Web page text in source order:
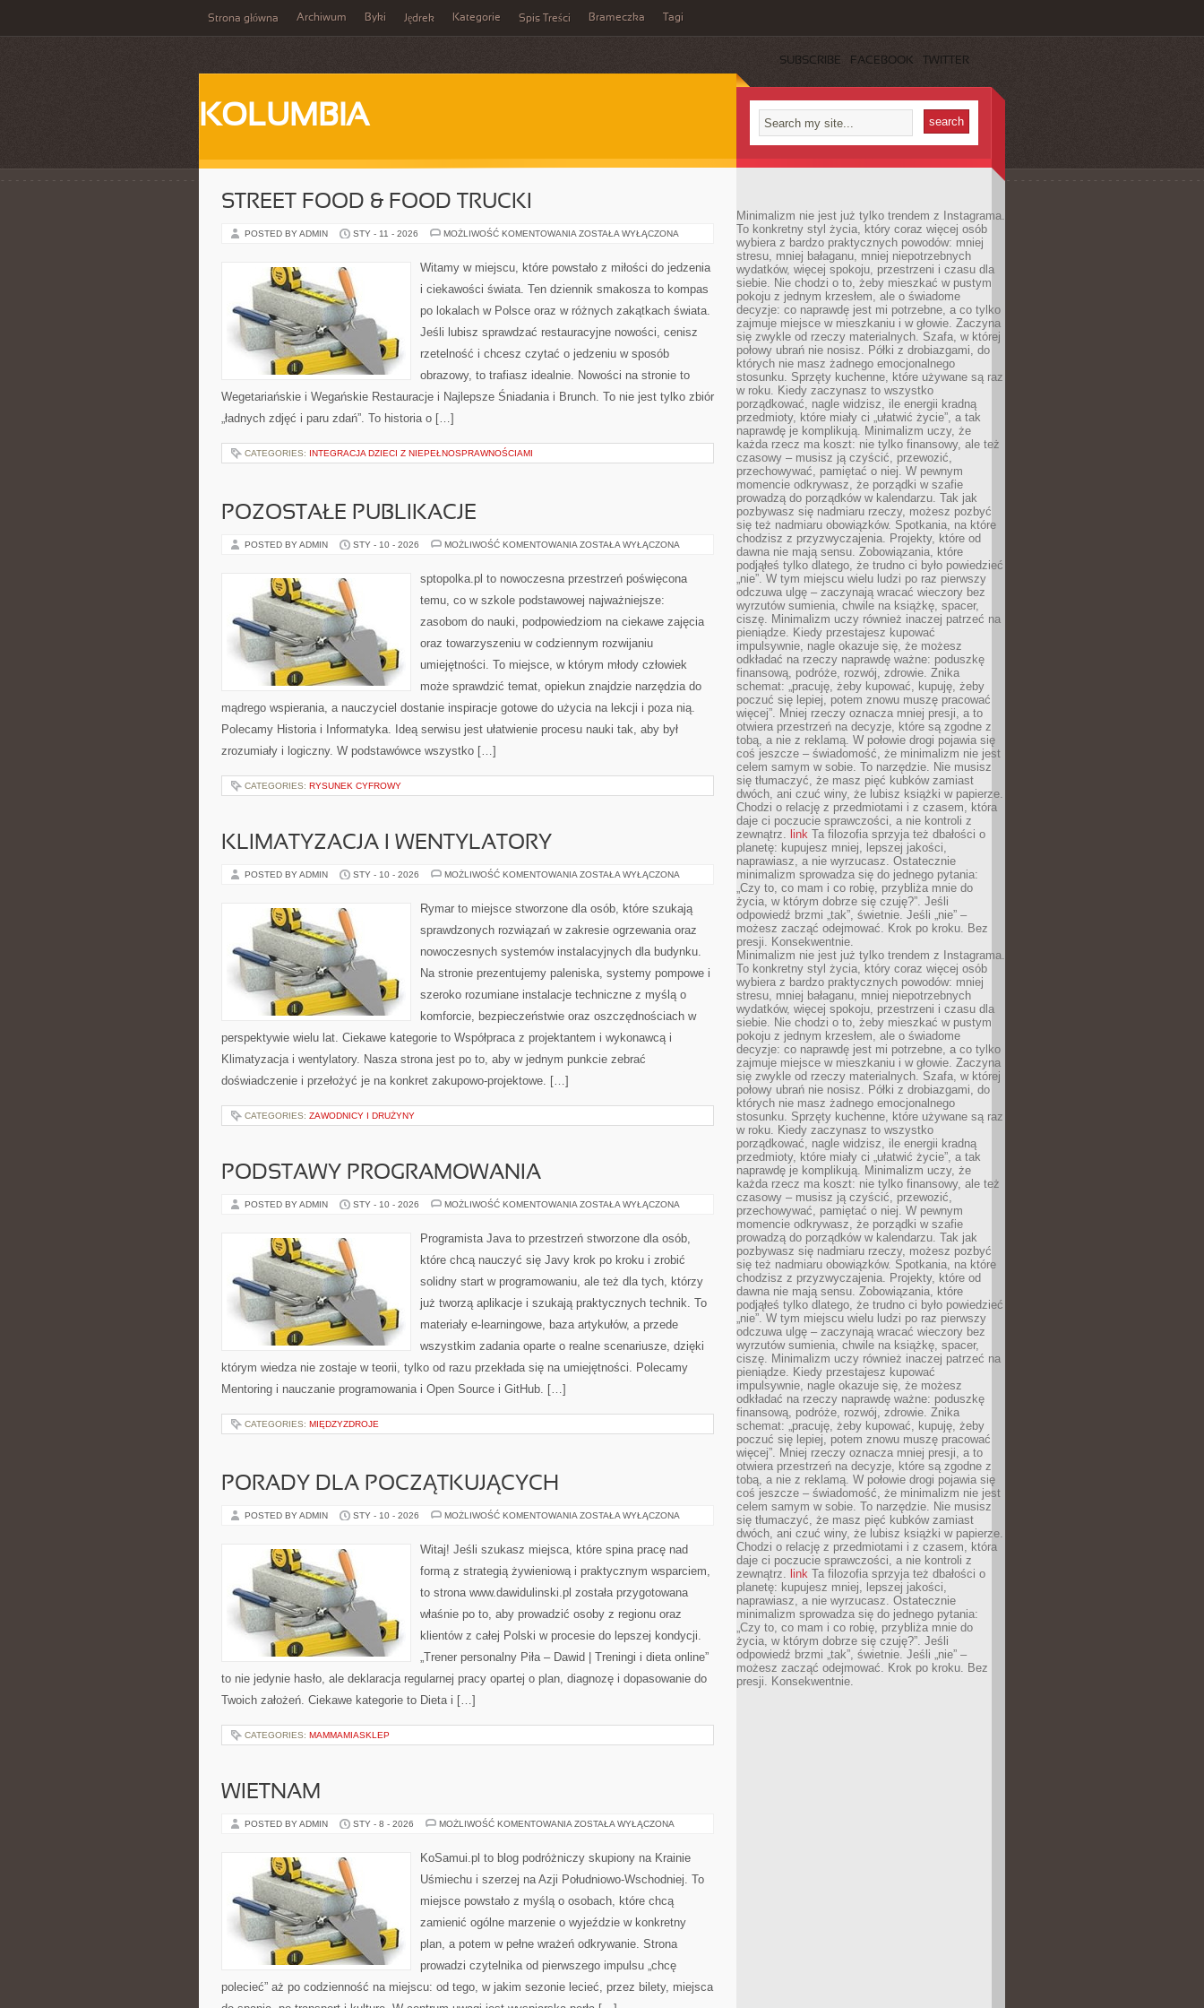
Strona główna Archiwum Byki Jędrek Kategorie Spis Treści Brameczka Tagi
SUBSCRIBE FACEBOOK TWITTER
KOLUMBIA
STREET FOOD & FOOD TRUCKI
POSTED BY ADMIN STY - 11 - 2026 MOŻLIWOŚĆ KOMENTOWANIA STREET
FOOD
TRUCKI
ZOSTAŁA WYŁĄCZONA
Witamy w miejscu, które powstało z miłości do jedzenia
i ciekawości świata. Ten dziennik smakosza to kompas
po lokalach w Polsce oraz w różnych zakątkach świata.
Jeśli lubisz sprawdzać restauracyjne nowości, cenisz
rzetelność i chcesz czytać o jedzeniu w sposób
obrazowy, to trafiasz idealnie. Nowości na stronie to
Wegetariańskie i Wegańskie Restauracje i Najlepsze Śniadania i Brunch. To nie jest tylko zbiór
„ładnych zdjęć i paru zdań”. To historia o […]
CATEGORIES: INTEGRACJA DZIECI Z NIEPEŁNOSPRAWNOŚCIAMI
POZOSTAŁE PUBLIKACJE
POSTED BY ADMIN STY - 10 - 2026 MOŻLIWOŚĆ KOMENTOWANIA POZOSTAŁE
ZOSTAŁA WYŁĄCZONA
sptopolka.pl to nowoczesna przestrzeń poświęcona
temu, co w szkole podstawowej najważniejsze:
zasobom do nauki, podpowiedziom na ciekawe zajęcia
oraz towarzyszeniu w codziennym rozwijaniu
umiejętności. To miejsce, w którym młody człowiek
może sprawdzić temat, opiekun znajdzie narzędzia do
mądrego wspierania, a nauczyciel dostanie inspiracje gotowe do użycia na lekcji i poza nią.
Polecamy Historia i Informatyka. Ideą serwisu jest ułatwienie procesu nauki tak, aby był
zrozumiały i logiczny. W podstawówce wszystko […]
CATEGORIES: RYSUNEK CYFROWY
KLIMATYZACJA I WENTYLATORY
POSTED BY ADMIN STY - 10 - 2026 MOŻLIWOŚĆ KOMENTOWANIA KLIMATYZACJA
ZOSTAŁA WYŁĄCZONA
Rymar to miejsce stworzone dla osób, które szukają
sprawdzonych rozwiązań w zakresie ogrzewania oraz
nowoczesnych systemów instalacyjnych dla budynku.
Na stronie prezentujemy paleniska, systemy pompowe i
szeroko rozumiane instalacje techniczne z myślą o
komforcie, bezpieczeństwie oraz oszczędnościach w
perspektywie wielu lat. Ciekawe kategorie to Współpraca z projektantem i wykonawcą i
Klimatyzacja i wentylatory. Nasza strona jest po to, aby w jednym punkcie zebrać
doświadczenie i przełożyć je na konkret zakupowo-projektowe. […]
CATEGORIES: ZAWODNICY I DRUŻYNY
PODSTAWY PROGRAMOWANIA
POSTED BY ADMIN STY - 10 - 2026 MOŻLIWOŚĆ KOMENTOWANIA PODSTAWY
ZOSTAŁA WYŁĄCZONA
Programista Java to przestrzeń stworzone dla osób,
które chcą nauczyć się Javy krok po kroku i zrobić
solidny start w programowaniu, ale też dla tych, którzy
już tworzą aplikacje i szukają praktycznych technik. To
materiały e-learningowe, baza artykułów, a przede
wszystkim zadania oparte o realne scenariusze, dzięki
którym wiedza nie zostaje w teorii, tylko od razu przekłada się na umiejętności. Polecamy
Mentoring i nauczanie programowania i Open Source i GitHub. […]
CATEGORIES: MIĘDZYZDROJE
PORADY DLA POCZĄTKUJĄCYCH
POSTED BY ADMIN STY - 10 - 2026 MOŻLIWOŚĆ KOMENTOWANIA PORADY
ZOSTAŁA WYŁĄCZONA
Witaj! Jeśli szukasz miejsca, które spina pracę nad
formą z strategią żywieniową i praktycznym wsparciem,
to strona www.dawidulinski.pl została przygotowana
właśnie po to, aby prowadzić osoby z regionu oraz
klientów z całej Polski w procesie do lepszej kondycji.
„Trener personalny Piła – Dawid | Treningi i dieta online”
to nie jedynie hasło, ale deklaracja regularnej pracy opartej o plan, diagnozę i dopasowanie do
Twoich założeń. Ciekawe kategorie to Dieta i […]
CATEGORIES: MAMMAMIASKLEP
WIETNAM
POSTED BY ADMIN STY - 8 - 2026 MOŻLIWOŚĆ KOMENTOWANIA WIETNAM
ZOSTAŁA WYŁĄCZONA
KoSamui.pl to blog podróżniczy skupiony na Krainie
Uśmiechu i szerzej na Azji Południowo-Wschodniej. To
miejsce powstało z myślą o osobach, które chcą
zamienić ogólne marzenie o wyjeździe w konkretny
plan, a potem w pełne wrażeń odkrywanie. Strona
prowadzi czytelnika od pierwszego impulsu „chcę
polecieć” aż po codzienność na miejscu: od tego, w jakim sezonie lecieć, przez bilety, miejsca
Minimalizm nie jest już tylko trendem z Instagrama.
To konkretny styl życia, który coraz więcej osób
wybiera z bardzo praktycznych powodów: mniej
stresu, mniej bałaganu, mniej niepotrzebnych
wydatków, więcej spokoju, przestrzeni i czasu dla
siebie. Nie chodzi o to, żeby mieszkać w pustym
pokoju z jednym krzesłem, ale o świadome
decyzje: co naprawdę jest mi potrzebne, a co tylko
zajmuje miejsce w mieszkaniu i w głowie. Zaczyna
się zwykle od rzeczy materialnych. Szafa, w której
połowy ubrań nie nosisz. Półki z drobiazgami, do
których nie masz żadnego emocjonalnego
stosunku. Sprzęty kuchenne, które używane są raz
w roku. Kiedy zaczynasz to wszystko
porządkować, nagle widzisz, ile energii kradną
przedmioty, które miały ci „ułatwić życie”, a tak
naprawdę je komplikują. Minimalizm uczy, że
każda rzecz ma koszt: nie tylko finansowy, ale też
czasowy – musisz ją czyścić, przewozić,
przechowywać, pamiętać o niej. W pewnym
momencie odkrywasz, że porządki w szafie
prowadzą do porządków w kalendarzu. Tak jak
pozbywasz się nadmiaru rzeczy, możesz pozbyć
się też nadmiaru obowiązków. Spotkania, na które
chodzisz z przyzwyczajenia. Projekty, które od
dawna nie mają sensu. Zobowiązania, które
podjąłeś tylko dlatego, że trudno ci było powiedzieć
„nie”. W tym miejscu wielu ludzi po raz pierwszy
odczuwa ulgę – zaczynają wracać wieczory bez
wyrzutów sumienia, chwile na książkę, spacer,
ciszę. Minimalizm uczy również inaczej patrzeć na
pieniądze. Kiedy przestajesz kupować
impulsywnie, nagle okazuje się, że możesz
odkładać na rzeczy naprawdę ważne: poduszkę
finansową, podróże, rozwój, zdrowie. Znika
schemat: „pracuję, żeby kupować, kupuję, żeby
poczuć się lepiej, potem znowu muszę pracować
więcej”. Mniej rzeczy oznacza mniej presji, a to
otwiera przestrzeń na decyzje, które są zgodne z
tobą, a nie z reklamą. W połowie drogi pojawia się
coś jeszcze – świadomość, że minimalizm nie jest
celem samym w sobie. To narzędzie. Nie musisz
się tłumaczyć, że masz pięć kubków zamiast
dwóch, ani czuć winy, że lubisz książki w papierze.
Chodzi o relację z przedmiotami i z czasem, która
daje ci poczucie sprawczości, a nie kontroli z
zewnątrz. link Ta filozofia sprzyja też dbałości o
planetę: kupujesz mniej, lepszej jakości,
naprawiasz, a nie wyrzucasz. Ostatecznie
minimalizm sprowadza się do jednego pytania:
„Czy to, co mam i co robię, przybliża mnie do
życia, w którym dobrze się czuję?”. Jeśli
odpowiedź brzmi „tak”, świetnie. Jeśli „nie” –
możesz zacząć odejmować. Krok po kroku. Bez
presji. Konsekwentnie.
Minimalizm nie jest już tylko trendem z Instagrama.
To konkretny styl życia, który coraz więcej osób
wybiera z bardzo praktycznych powodów: mniej
stresu, mniej bałaganu, mniej niepotrzebnych
wydatków, więcej spokoju, przestrzeni i czasu dla
siebie. Nie chodzi o to, żeby mieszkać w pustym
pokoju z jednym krzesłem, ale o świadome
decyzje: co naprawdę jest mi potrzebne, a co tylko
zajmuje miejsce w mieszkaniu i w głowie. Zaczyna
się zwykle od rzeczy materialnych. Szafa, w której
połowy ubrań nie nosisz. Półki z drobiazgami, do
których nie masz żadnego emocjonalnego
stosunku. Sprzęty kuchenne, które używane są raz
w roku. Kiedy zaczynasz to wszystko
porządkować, nagle widzisz, ile energii kradną
przedmioty, które miały ci „ułatwić życie”, a tak
naprawdę je komplikują. Minimalizm uczy, że
każda rzecz ma koszt: nie tylko finansowy, ale też
czasowy – musisz ją czyścić, przewozić,
przechowywać, pamiętać o niej. W pewnym
momencie odkrywasz, że porządki w szafie
prowadzą do porządków w kalendarzu. Tak jak
pozbywasz się nadmiaru rzeczy, możesz pozbyć
się też nadmiaru obowiązków. Spotkania, na które
chodzisz z przyzwyczajenia. Projekty, które od
dawna nie mają sensu. Zobowiązania, które
podjąłeś tylko dlatego, że trudno ci było powiedzieć
„nie”. W tym miejscu wielu ludzi po raz pierwszy
odczuwa ulgę – zaczynają wracać wieczory bez
wyrzutów sumienia, chwile na książkę, spacer,
ciszę. Minimalizm uczy również inaczej patrzeć na
pieniądze. Kiedy przestajesz kupować
impulsywnie, nagle okazuje się, że możesz
odkładać na rzeczy naprawdę ważne: poduszkę
finansową, podróże, rozwój, zdrowie. Znika
schemat: „pracuję, żeby kupować, kupuję, żeby
poczuć się lepiej, potem znowu muszę pracować
więcej”. Mniej rzeczy oznacza mniej presji, a to
otwiera przestrzeń na decyzje, które są zgodne z
tobą, a nie z reklamą. W połowie drogi pojawia się
coś jeszcze – świadomość, że minimalizm nie jest
celem samym w sobie. To narzędzie. Nie musisz
się tłumaczyć, że masz pięć kubków zamiast
dwóch, ani czuć winy, że lubisz książki w papierze.
Chodzi o relację z przedmiotami i z czasem, która
daje ci poczucie sprawczości, a nie kontroli z
zewnątrz. link Ta filozofia sprzyja też dbałości o
planetę: kupujesz mniej, lepszej jakości,
naprawiasz, a nie wyrzucasz. Ostatecznie
minimalizm sprowadza się do jednego pytania:
„Czy to, co mam i co robię, przybliża mnie do
życia, w którym dobrze się czuję?”. Jeśli
odpowiedź brzmi „tak”, świetnie. Jeśli „nie” –
możesz zacząć odejmować. Krok po kroku. Bez
presji. Konsekwentnie.